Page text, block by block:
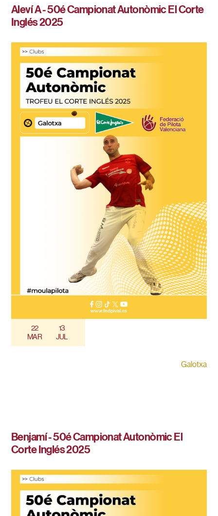
Aleví A - 50é Campionat Autonòmic El Corte
Inglés 2025
22
MAR
13
JUL
Galotxa
Benjamí - 50é Campionat Autonòmic El
Corte Inglés 2025